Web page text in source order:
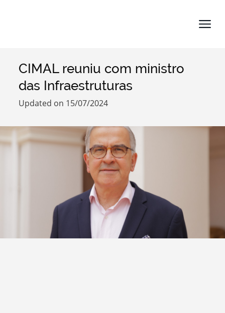
Search term
Categories
CIMAL reuniu com ministro
das Infraestruturas
Updated on 15/07/2024